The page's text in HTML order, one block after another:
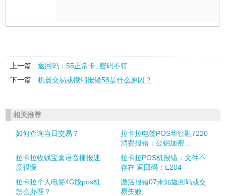
上一篇:
返回码：55正常卡, 密码不符
下一篇:
机器交易或撤销报错58是什么原因？
相关推荐
如何查询当日交易？
拉卡拉电签POS华智融7220
消费报错：公钥加密...
拉卡拉收钱宝盒语音播报速
度很慢
拉卡拉POS机报错：文件不
存在 返回码：E204
拉卡拉个人电签4G版pos机
怎么办理？
激活报错07未知返回码或交
易失败